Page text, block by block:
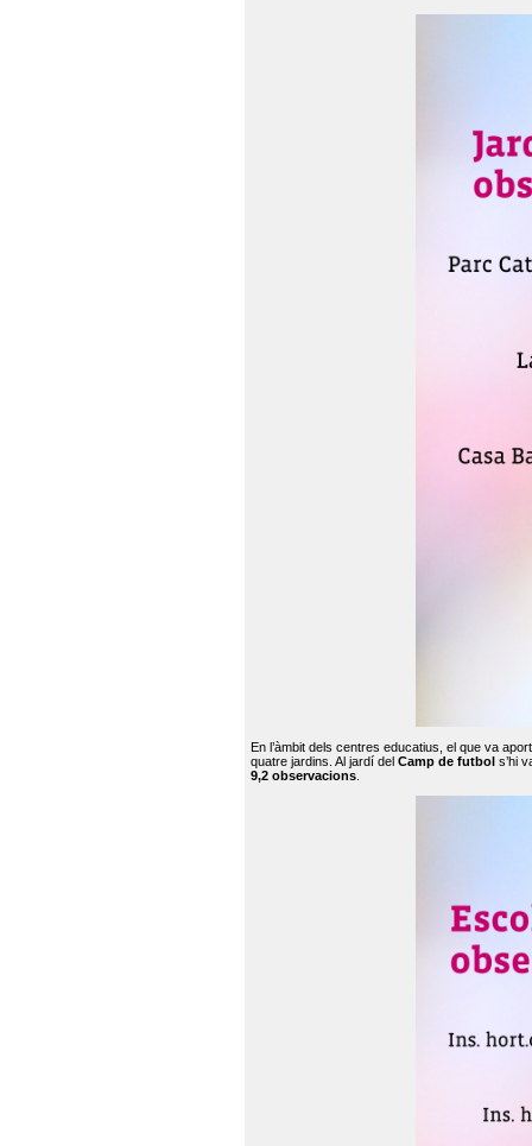
En l’àmbit dels centres educatius, el que va
quatre jardins. Al jardí del Camp de futbol s’hi
9,2 observacions